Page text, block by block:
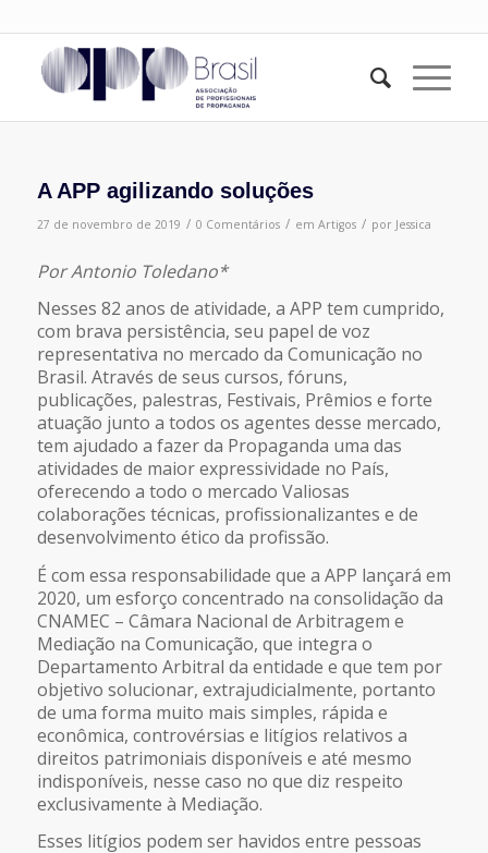
A APP agilizando soluções
27 de novembro de 2019 / 0 Comentários / em Artigos / por Jessica
Por Antonio Toledano*
Nesses 82 anos de atividade, a APP tem cumprido,
com brava persistência, seu papel de voz
representativa no mercado da Comunicação no
Brasil. Através de seus cursos, fóruns,
publicações, palestras, Festivais, Prêmios e forte
atuação junto a todos os agentes desse mercado,
tem ajudado a fazer da Propaganda uma das
atividades de maior expressividade no País,
oferecendo a todo o mercado Valiosas
colaborações técnicas, profissionalizantes e de
desenvolvimento ético da profissão.
É com essa responsabilidade que a APP lançará em
2020, um esforço concentrado na consolidação da
CNAMEC – Câmara Nacional de Arbitragem e
Mediação na Comunicação, que integra o
Departamento Arbitral da entidade e que tem por
objetivo solucionar, extrajudicialmente, portanto
de uma forma muito mais simples, rápida e
econômica, controvérsias e litígios relativos a
direitos patrimoniais disponíveis e até mesmo
indisponíveis, nesse caso no que diz respeito
exclusivamente à Mediação.
Esses litígios podem ser havidos entre pessoas